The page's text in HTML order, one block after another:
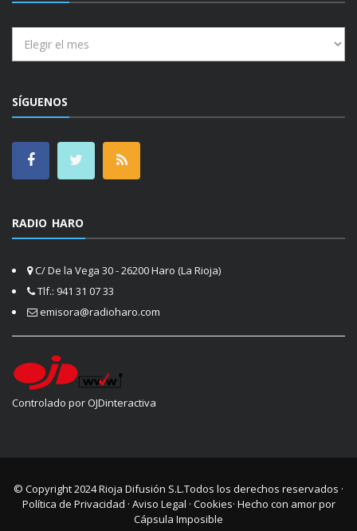
SÍGUENOS
RADIO HARO
C/ De la Vega 30 - 26200 Haro (La Rioja)
Tlf.: 941 31 07 33
emisora@radioharo.com
Controlado por OJDinteractiva
© Copyright 2024Rioja Difusión S.L.Todos los derechos reservados ·
Política de Privacidad · Aviso Legal · Cookies· Hecho con amor por
Cápsula Imposible